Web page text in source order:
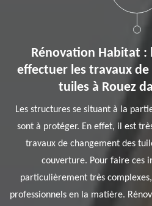
Rénovation Habitat
effectuer les travaux
tuiles à Rouez
Les structures se situant à la
sont à protéger. En effet, il est
travaux de changement des
couverture. Pour faire ces
particulièrement très
professionnels en la matière.